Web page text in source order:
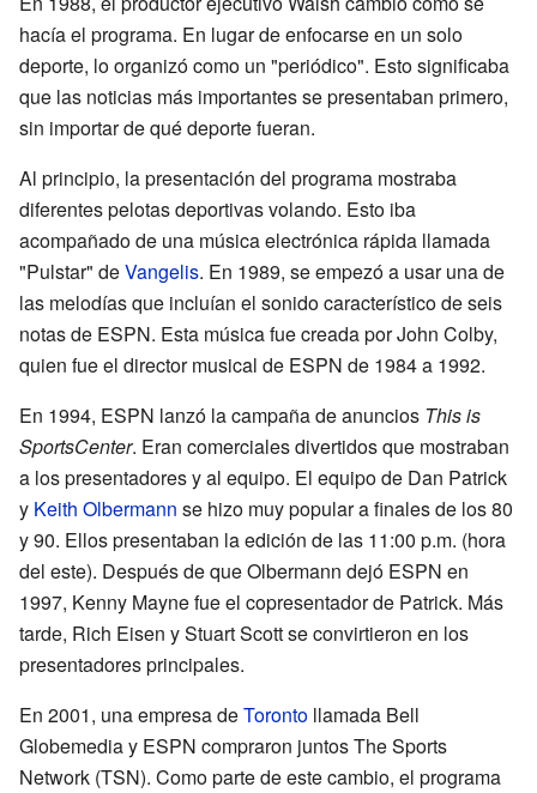
hacía el programa. En lugar de enfocarse en un solo
deporte, lo organizó como un "periódico". Esto significaba
que las noticias más importantes se presentaban primero,
sin importar de qué deporte fueran.
Al principio, la presentación del programa mostraba
diferentes pelotas deportivas volando. Esto iba
acompañado de una música electrónica rápida llamada
"Pulstar" deVangelis. En 1989, se empezó a usar una de
las melodías que incluían el sonido característico de seis
notas de ESPN. Esta música fue creada por John Colby,
quien fue el director musical de ESPN de 1984 a 1992.
En 1994, ESPN lanzó la campaña de anuncios This is
SportsCenter. Eran comerciales divertidos que mostraban
a los presentadores y al equipo. El equipo de Dan Patrick
y Keith Olbermann se hizo muy popular a finales de los 80
y 90. Ellos presentaban la edición de las 11:00 p.m. (hora
del este). Después de que Olbermann dejó ESPN en
1997, Kenny Mayne fue el copresentador de Patrick. Más
tarde, Rich Eisen y Stuart Scott se convirtieron en los
presentadores principales.
En 2001, una empresa deToronto llamada Bell
Globemedia y ESPN compraron juntos The Sports
Network (TSN). Como parte de este cambio, el programa